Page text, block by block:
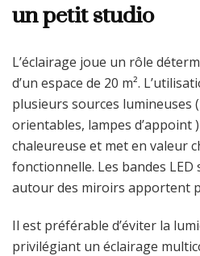
un petit studio
L’éclairage joue un rôle
d’un espace de 20 m².
plusieurs sources lumineuses
orientables, lampes d’appoint
chaleureuse et met en valeur
fonctionnelle. Les bandes
autour des miroirs apportent
Il est préférable d’éviter la
privilégiant un éclairage